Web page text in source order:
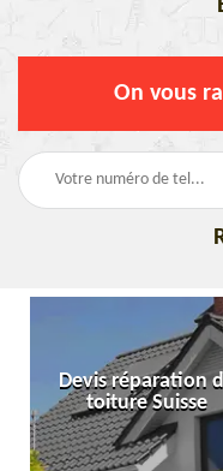
On vous
Devis réparation
toiture Suisse